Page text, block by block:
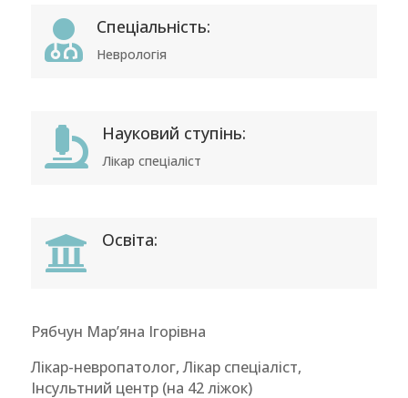
 Спеціальність:
Неврологія
 Науковий ступінь:
Лікар спеціаліст
 Освіта:
Рябчун Мар’яна Ігорівна
Лікар-невропатолог, Лікар спеціаліст,
Інсультний центр (на 42 ліжок)